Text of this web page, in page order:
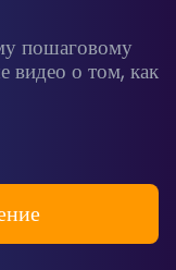
пошаговому
видео о том, как